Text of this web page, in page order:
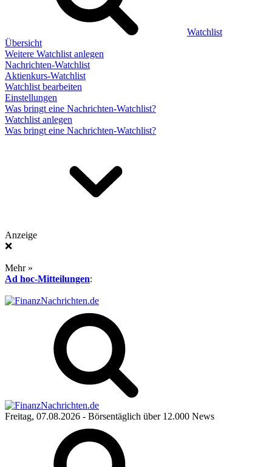
Watchlist
Übersicht
Weitere Watchlist anlegen
Nachrichten-Watchlist
Aktienkurs-Watchlist
Watchlist bearbeiten
Einstellungen
Was bringt eine Nachrichten-Watchlist?
Watchlist anlegen
Was bringt eine Nachrichten-Watchlist?
Anzeige
❌
Mehr »
Ad hoc-Mitteilungen:
Freitag, 07.08.2026 - Börsentäglich über 12.000 News